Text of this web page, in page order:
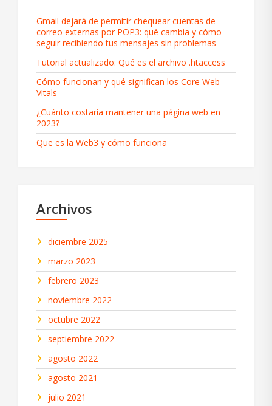
Gmail dejará de permitir chequear cuentas de
correo externas por POP3: qué cambia y cómo
seguir recibiendo tus mensajes sin problemas
Tutorial actualizado: Qué es el archivo .htaccess
Cómo funcionan y qué significan los Core Web
Vitals
¿Cuánto costaría mantener una página web en
2023?
Que es la Web3 y cómo funciona
Archivos
diciembre 2025
marzo 2023
febrero 2023
noviembre 2022
octubre 2022
septiembre 2022
agosto 2022
agosto 2021
julio 2021